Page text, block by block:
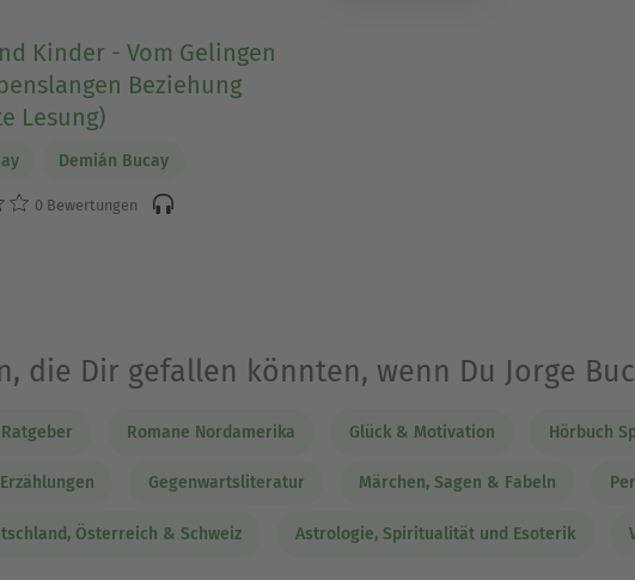
Kinder - Vom Gelingen
Beziehung
Lesung)
Demián Bucay
0 Bewertungen
die Dir gefallen könnten, wenn Du Jorge
Romane Nordamerika Glück & Motivation Hörbuch
Gegenwartsliteratur Märchen, Sagen & Fabeln
Österreich & Schweiz Astrologie, Spiritualität und Esoterik